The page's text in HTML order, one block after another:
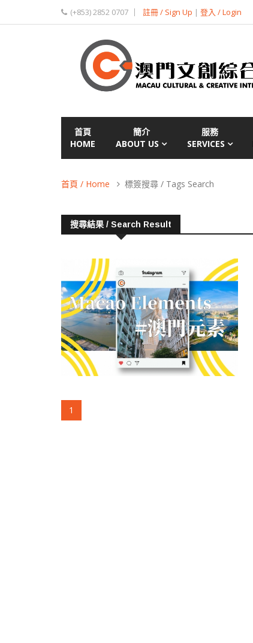
(+853) 2852 0707 註冊 / Sign Up | 登入 / Login
首頁
HOME
簡介
ABOUT US
服務
SERVICES
首頁 / Home 標簽搜尋 / Tags Search
搜尋結果 / Search Result
1